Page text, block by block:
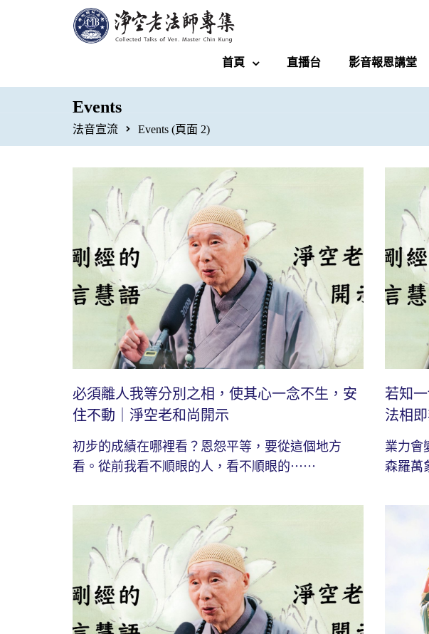
首頁 直播台 影音報恩講堂
Events
法音宣流 Events (頁面 2)
必須離人我等分別之相，使其心一念不生，安
住不動｜淨空老和尚開示
初步的成績在哪裡看？恩怨平等，要從這個地方
看。從前我看不順眼的人，看不順眼的⋯⋯
若知
法相
業力會
森羅萬